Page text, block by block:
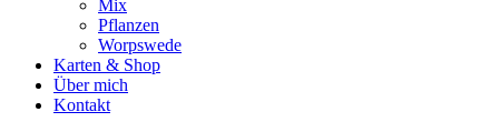
Mix
Pflanzen
Worpswede
Karten & Shop
Über mich
Kontakt